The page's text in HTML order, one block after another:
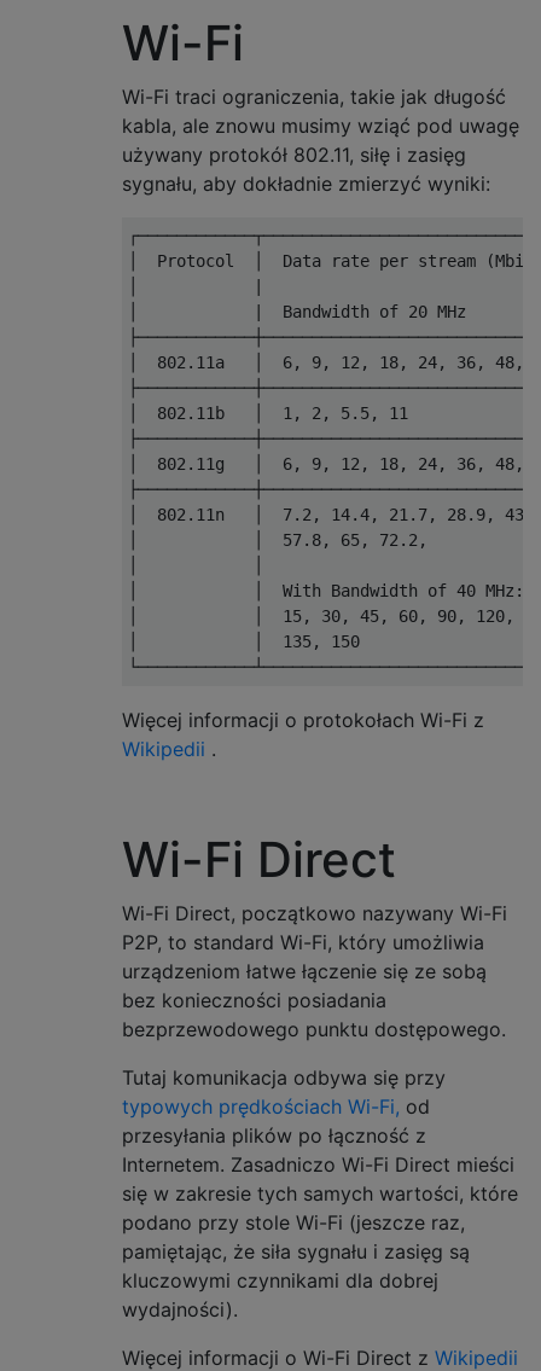
Wi-Fi
Wi-Fi traci ograniczenia, takie jak długość
kabla, ale znowu musimy wziąć pod uwagę
używany protokół 802.11, siłę i zasięg
sygnału, aby dokładnie zmierzyć wyniki:
│  Protocol  │  Data rate per stream
│            |
│            |  Bandwidth of 20 MHz
│  802.11a   │  6, 9, 12, 18, 24, 36,
│  802.11b   │  1, 2, 5.5, 11
│  802.11g   │  6, 9, 12, 18, 24, 36,
│  802.11n   │  7.2, 14.4, 21.7, 28.9,
│            │  57.8, 65, 72.2,
│            │  With Bandwidth of 40
│            │  15, 30, 45, 60, 90,
│            │  135, 150
Więcej informacji o protokołach Wi-Fi z
Wikipedii .
Wi-Fi Direct
Wi-Fi Direct, początkowo nazywany Wi-Fi
P2P, to standard Wi-Fi, który umożliwia
urządzeniom łatwe łączenie się ze sobą
bez konieczności posiadania
bezprzewodowego punktu dostępowego.
Tutaj komunikacja odbywa się przy
typowych prędkościach Wi-Fi, od
przesyłania plików po łączność z
Internetem. Zasadniczo Wi-Fi Direct mieści
się w zakresie tych samych wartości, które
podano przy stole Wi-Fi (jeszcze raz,
pamiętając, że siła sygnału i zasięg są
kluczowymi czynnikami dla dobrej
wydajności).
Więcej informacji o Wi-Fi Direct z Wikipedii